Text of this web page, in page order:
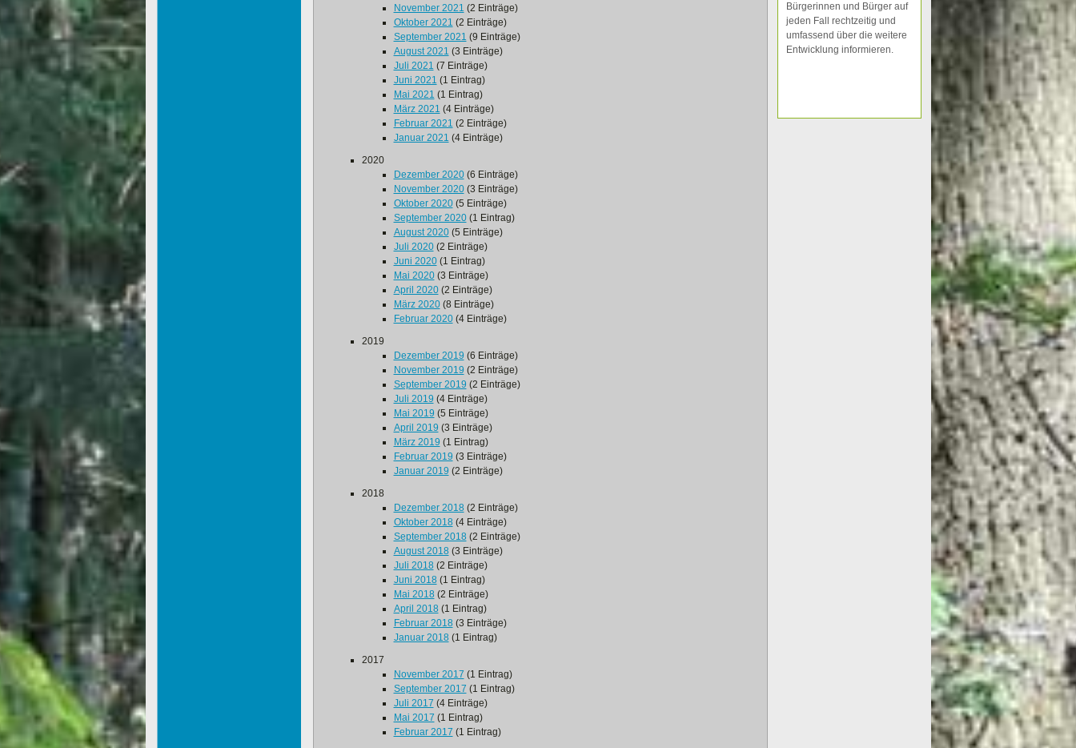
November 2021 (2 Einträge)
Oktober 2021 (2 Einträge)
September 2021 (9 Einträge)
August 2021 (3 Einträge)
Juli 2021 (7 Einträge)
Juni 2021 (1 Eintrag)
Mai 2021 (1 Eintrag)
März 2021 (4 Einträge)
Februar 2021 (2 Einträge)
Januar 2021 (4 Einträge)
2020
Dezember 2020(6 Einträge)
November 2020(3 Einträge)
Oktober 2020(5 Einträge)
September 2020(1 Eintrag)
August 2020(5 Einträge)
Juli 2020(2 Einträge)
Juni 2020(1 Eintrag)
Mai 2020(3 Einträge)
April 2020(2 Einträge)
März 2020(8 Einträge)
Februar 2020(4 Einträge)
2019
Dezember 2019 (6 Einträge)
November 2019 (2 Einträge)
September 2019 (2 Einträge)
Juli 2019 (4 Einträge)
Mai 2019 (5 Einträge)
April 2019 (3 Einträge)
März 2019 (1 Eintrag)
Februar 2019 (3 Einträge)
Januar 2019 (2 Einträge)
2018
Dezember 2018(2 Einträge)
Oktober 2018(4 Einträge)
September 2018(2 Einträge)
August 2018(3 Einträge)
Juli 2018(2 Einträge)
Juni 2018(1 Eintrag)
Mai 2018(2 Einträge)
April 2018(1 Eintrag)
Februar 2018(3 Einträge)
Januar 2018(1 Eintrag)
2017
November 2017 (1 Eintrag)
September 2017 (1 Eintrag)
Juli 2017 (4 Einträge)
Mai 2017 (1 Eintrag)
Februar 2017 (1 Eintrag)
Bürgerinnen und Bürger auf
jeden Fall rechtzeitig und
umfassend über die weitere
Entwicklung informieren.